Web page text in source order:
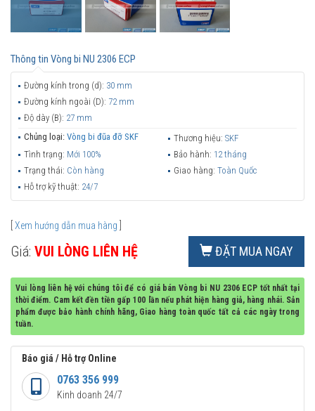
Thông tin Vòng bi NU 2306 ECP
Đường kính trong (d): 30 mm
Đường kính ngoài (D): 72 mm
Độ dày (B): 27 mm
Chủng loại: Vòng bi đũa đỡ SKF Thương hiệu: SKF
Tình trạng: Mới 100% Bảo hành: 12 tháng
Trạng thái: Còn hàng Giao hàng: Toàn Quốc
Hỗ trợ kỹ thuật: 24/7
Xem hướng dẫn mua hàng
Giá: VUI LÒNG LIÊN HỆ ĐẶT MUA NGAY
Vui lòng liên hệ với chúng tôi để có giá bán Vòng bi NU 2306 ECP tốt nhất tại
thời điểm. Cam kết đền tiền gấp 100 lần nếu phát hiện hàng giả, hàng nhái. Sản
phẩm được bảo hành chính hãng, Giao hàng toàn quốc tất cả các ngày trong
tuần.
Báo giá / Hỗ trợ Online
0763 356 999
Kinh doanh 24/7